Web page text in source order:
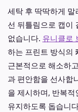
세탁 후 딱딱하게
선 뒤틀림으로 캡이
없습니다. 유니클로
하는 프린트 방식의
근본적으로 해소하
과 편안함을 선사합
을 제시하며, 반복
유지하도록 돕습니